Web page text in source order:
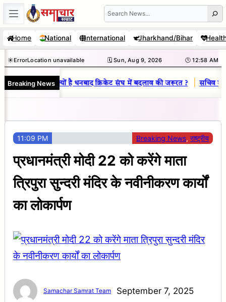
Skip
to
content
Search
Home National International Jharkhand/Bihar
☀️ErrorLocation unavailable 🗓️ Sun, Aug 9, 2026 🕒 12:58 AM
Breaking News
विनय राज : जानें क्यों है धनबाद क्रिकेट संघ में बदलाव की जरूरत ? | सचिव
11:09 PM Breaking News, राष्ट्रीय
प्रधानमंत्री मोदी 22 को करेंगे माता
त्रिपुरा सुन्दरी मंदिर के नवीनीकरण कार्यों
का लोकार्पण
Samachar Samrat Team September 7, 2025